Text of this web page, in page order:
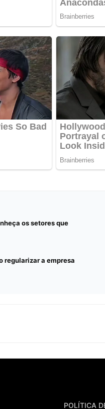
os setores que
regularizar a empresa
POLÍTICA